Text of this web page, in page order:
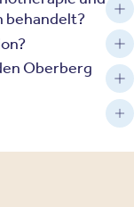
behandelt?
Oberberg